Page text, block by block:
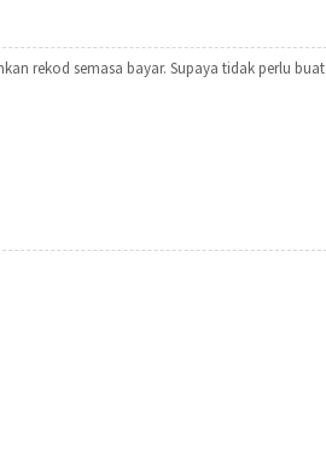
rekod semasa bayar. Supaya tidak perlu buat